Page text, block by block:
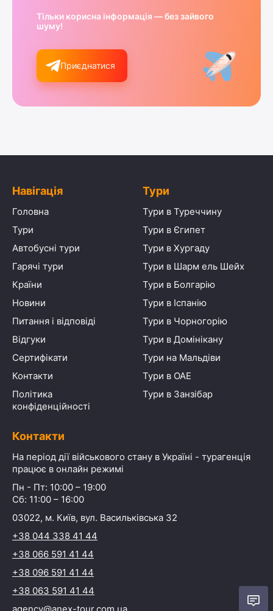
Тільки корисна інформація — без зайвого
шуму!
Приєднатися
Навігація
Головна
Тури
Автобусні тури
Гарячі тури
Країни
Новини
Питання і відповіді
Відгуки
Сертифікати
Контакти
Політика
конфіденційності
Тури
Тури в Туреччину
Тури в Єгипет
Тури в Хургаду
Тури в Шарм ель Шейх
Тури в Болгарію
Тури в Іспанію
Тури в Чорногорію
Тури в Домінікану
Тури на Мальдіви
Тури в ОАЕ
Тури в Занзібар
Контакти
На період дії військового стану в Україні - турагенція
працює в онлайн режимі
Пн - Пт: 10:00 – 19:00
Сб: 11:00 – 16:00
03022, м. Київ, вул. Васильківська 32
+38 044 338 41 44
+38 066 591 41 44
+38 096 591 41 44
+38 063 591 41 44